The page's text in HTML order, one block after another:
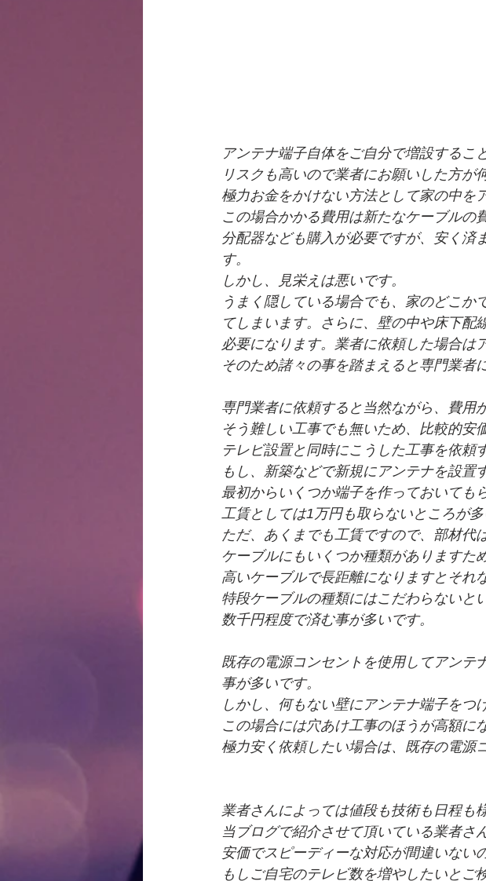
アンテナ端子自体をご自分で増設するこ
リスクも高いので業者にお願いした方が
極力お金をかけない方法として家の中を
この場合かかる費用は新たなケーブルの
分配器なども購入が必要ですが、安く済
す。
しかし、見栄えは悪いです。
うまく隠している場合でも、家のどこか
てしまいます。さらに、壁の中や床下配
必要になります。業者に依頼した場合は
そのため諸々の事を踏まえると専門業者
専門業者に依頼すると当然ながら、費用
そう難しい工事でも無いため、比較的安
テレビ設置と同時にこうした工事を依頼
もし、新築などで新規にアンテナを設置
最初からいくつか端子を作っておいても
工賃としては1万円も取らないところが
ただ、あくまでも工賃ですので、部材代
ケーブルにもいくつか種類がありますため
高いケーブルで長距離になりますとそれ
特段ケーブルの種類にはこだわらないと
数千円程度で済む事が多いです。
既存の電源コンセントを使用してアンテ
事が多いです。
しかし、何もない壁にアンテナ端子をつ
この場合には穴あけ工事のほうが高額に
極力安く依頼したい場合は、既存の電源
業者さんによっては値段も技術も日程も
当ブログで紹介させて頂いている業者さ
安価でスピーディーな対応が間違いない
もしご自宅のテレビ数を増やしたいとご